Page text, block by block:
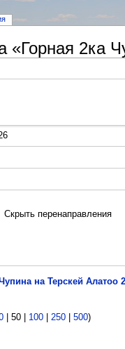
2ка
Скрыть перенаправления
на Терскей Алатоо
| 50| 100| 250| 500)